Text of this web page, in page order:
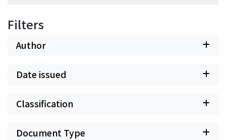
Filters
Author
Date issued
Classification
Document Type